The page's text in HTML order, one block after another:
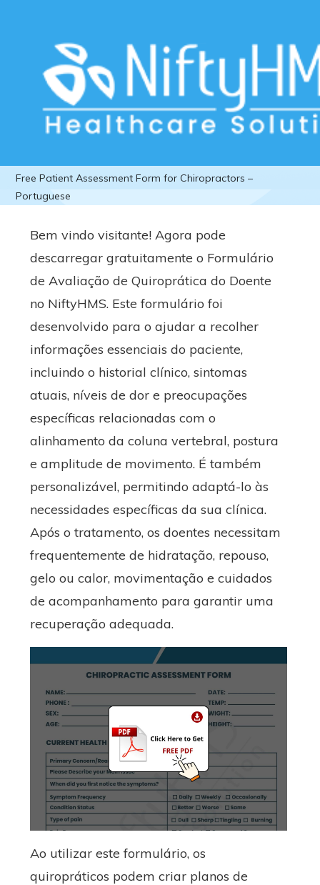
Download Free Patient Assessment
Form for Chiropractors – Portuguese
Free Patient Assessment Form for Chiropractors –
Portuguese
Bem vindo visitante! Agora pode
descarregar gratuitamente o Formulário
de Avaliação de Quiroprática do Doente
no NiftyHMS. Este formulário foi
desenvolvido para o ajudar a recolher
informações essenciais do paciente,
incluindo o historial clínico, sintomas
atuais, níveis de dor e preocupações
específicas relacionadas com o
alinhamento da coluna vertebral, postura
e amplitude de movimento. É também
personalizável, permitindo adaptá-lo às
necessidades específicas da sua clínica.
Após o tratamento, os doentes necessitam
frequentemente de hidratação, repouso,
gelo ou calor, movimentação e cuidados
de acompanhamento para garantir uma
recuperação adequada.
Ao utilizar este formulário, os
quiropráticos podem criar planos de